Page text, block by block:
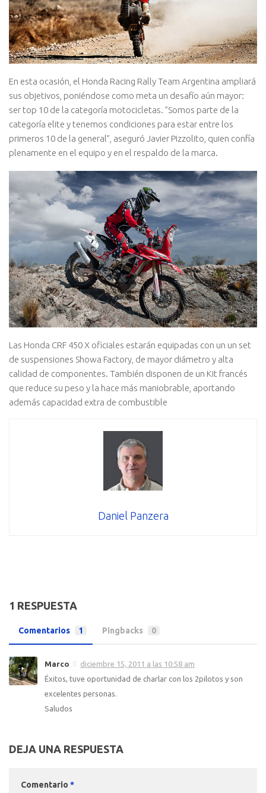
En esta ocasión, el Honda Racing Rally Team Argentina ampliará
sus objetivos, poniéndose como meta un desafío aún mayor:
ser top 10 de la categoría motocicletas. ”Somos parte de la
categoría elite y tenemos condiciones para estar entre los
primeros 10 de la general”, aseguró Javier Pizzolito, quien confía
plenamente en el equipo y en el respaldo de la marca.
Las Honda CRF 450 X oficiales estarán equipadas con un un set
de suspensiones Showa Factory, de mayor diámetro y alta
calidad de componentes. También disponen de un Kit francés
que reduce su peso y la hace más maniobrable, aportando
además capacidad extra de combustible
Daniel Panzera
1 RESPUESTA
Comentarios 1 Pingbacks 0
Marco
diciembre 15, 2011 a las 10:58 am
Éxitos, tuve oportunidad de charlar con los 2pilotos y son
excelentes personas.
Saludos
DEJA UNA RESPUESTA
Comentario *